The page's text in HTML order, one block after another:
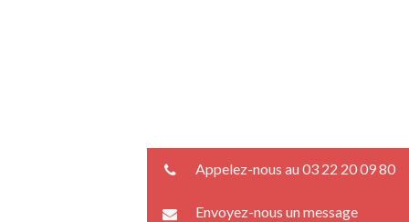
Appelez-nous au 03 22 20 09 80
Envoyez-nous un message